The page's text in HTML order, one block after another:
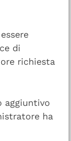
di
richiesta
aggiuntivo
ha